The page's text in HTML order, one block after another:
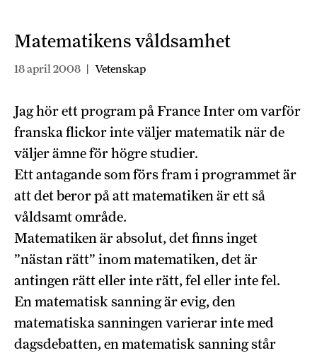
Matematikens våldsamhet
18 april 2008 | Vetenskap
Jag hör ett program på France Inter om varför
franska flickor inte väljer matematik när de
väljer ämne för högre studier.
Ett antagande som förs fram i programmet är
att det beror på att matematiken är ett så
våldsamt område.
Matematiken är absolut, det finns inget
”nästan rätt” inom matematiken, det är
antingen rätt eller inte rätt, fel eller inte fel.
En matematisk sanning är evig, den
matematiska sanningen varierar inte med
dagsdebatten, en matematisk sanning står